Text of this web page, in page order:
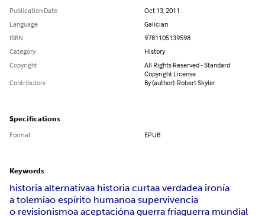
Publication Date
Oct 13, 2011
Language
Galician
ISBN
9781105139598
Category
History
Copyright
All Rights Reserved - Standard
Copyright License
Contributors
By (author): Robert Skyler
Specifications
Format EPUB
Keywords
historia alternativaa historia curtaa verdadea ironía
a tolemiao espírito humanoa supervivencia
o revisionismoa aceptacióna guerra fríaguerra mundial